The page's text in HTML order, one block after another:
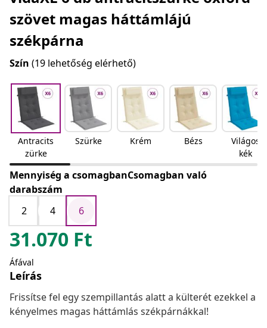
szövet magas háttámlájú
székpárna
Szín (19 lehetőség elérhető)
Antracits
zürke
Szürke Krém Bézs
Világos
kék
Mennyiség a csomagbanCsomagban való
darabszám
2
4 6
31.070 Ft
Áfával
Leírás
Frissítse fel egy szempillantás alatt a külterét ezekkel a
kényelmes magas háttámlás székpárnákkal!